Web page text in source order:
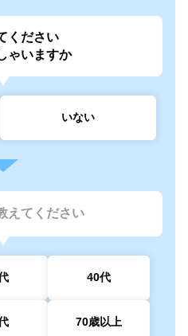
ください
ゃいますか
いない
えてください
40代
70歳以上